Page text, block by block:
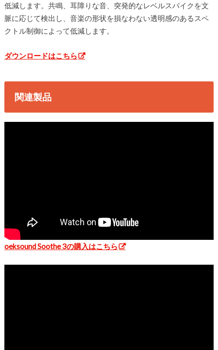
低減します。共鳴、耳障りな音、突発的なレベルスパイクを文
脈に応じて検出し、音楽の形状を損なわない透明感のあるスペ
クトル制御によって低減します。
ダウンロードはこちら
関連製品
oeksound Soothe 3の購入はこちら